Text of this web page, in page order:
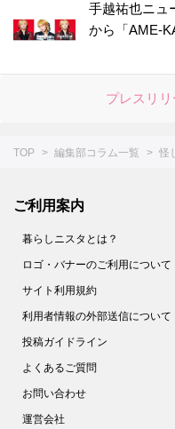
手越祐也ニ
から「AME-
プレスリ
TOP 編集部コラム一覧 怪
ご利用案内
暮らしニスタとは？
ロゴ・バナーのご利用について
サイト利用規約
利用者情報の外部送信について
投稿ガイドライン
よくあるご質問
お問い合わせ
運営会社